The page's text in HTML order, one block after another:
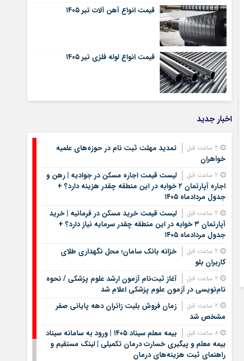
قیمت انواع آهن آلات تیر ۱۴۰۵
قیمت انواع لوله فلزی تیر ۱۴۰۵
اخبار جدید
تمدید مهلت ثبت نام در حوزه‌های علمیه
خواهران
لیست قیمت اجاره مسکن در جوادیه | رهن و
اجاره آپارتمان ۲ خوابه در این منطقه چقدر هزینه دارد؟ +
جدول مردادماه ۱۴۰۵
لیست قیمت خرید مسکن در فرمانیه | خرید
آپارتمان ۳ خوابه در این منطقه چقدر سرمایه نیاز دارد؟ +
جدول مردادماه ۱۴۰۵
خزانه بانک سامان؛ محل نگهداری طلای
کاربران بلو
آغاز ثبت‌نام آزمون ارشد علوم پزشکی / نحوه
نام‌نویسی در آزمون علوم پزشکی اعلام شد
زمان فروش بلیت زائران دهه پایانی صفر
مشخص شد
بیمه معلم سیناد ۱۴۰۵ | ورود به سامانه سیناد
بیمه معلم و پیگیری خسارت درمان تکمیلی | لینک مستقیم و
راهنمای ثبت هزینه‌های درمان